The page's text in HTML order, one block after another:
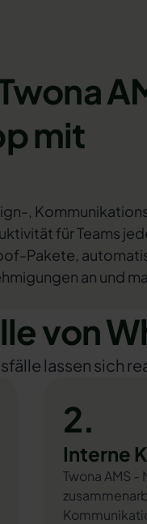
mit
,
für Teams
Pakete,
an und
von
lassen sich
2.
Interne
Twona AMS -